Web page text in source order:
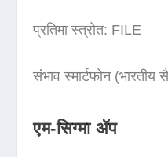
प्रतिमा स्त्रोत: FILE
संभाव स्मार्टफोन (भारतीय
एम-सिग्मा ॲप